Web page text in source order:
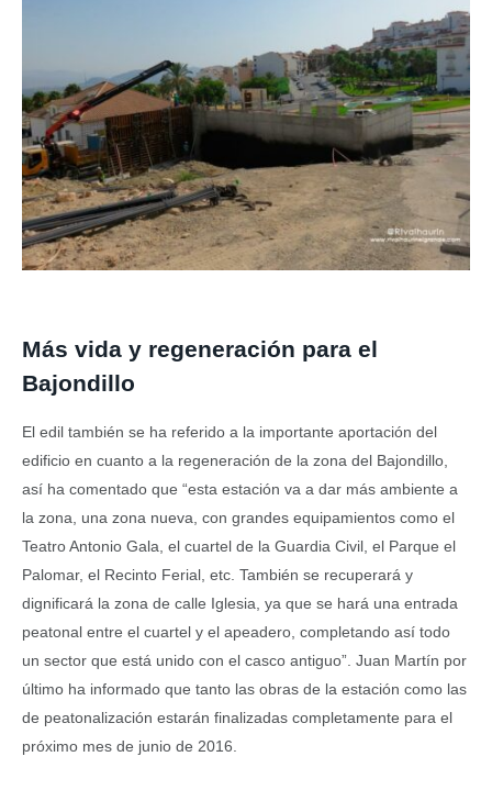
Más vida y regeneración para el
Bajondillo
El edil también se ha referido a la importante aportación del
edificio en cuanto a la regeneración de la zona del Bajondillo,
así ha comentado que “esta estación va a dar más ambiente a
la zona, una zona nueva, con grandes equipamientos como el
Teatro Antonio Gala, el cuartel de la Guardia Civil, el Parque el
Palomar, el Recinto Ferial, etc. También se recuperará y
dignificará la zona de calle Iglesia, ya que se hará una entrada
peatonal entre el cuartel y el apeadero, completando así todo
un sector que está unido con el casco antiguo”. Juan Martín por
último ha informado que tanto las obras de la estación como las
de peatonalización estarán finalizadas completamente para el
próximo mes de junio de 2016.